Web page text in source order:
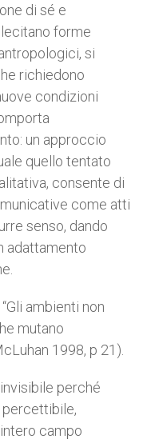
di sé e
forme
si
richiedono
condizioni
un approccio
quello tentato
consente di
come atti
senso, dando
adattamento
ambienti non
mutano
1998, p 21).
perché
percettibile,
campo